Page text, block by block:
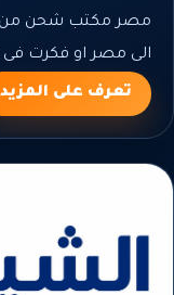
مصر مكتب شحن من
الى مصر او فكرت
تعرف على المزيد